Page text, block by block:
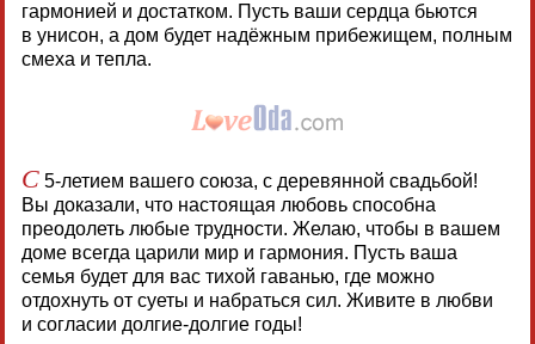
гармонией и достатком. Пусть ваши сердца бьются
в унисон, а дом будет надёжным прибежищем, полным
смеха и тепла.
С5-летием вашего союза, с деревянной свадьбой!
Вы доказали, что настоящая любовь способна
преодолеть любые трудности. Желаю, чтобы в вашем
доме всегда царили мир и гармония. Пусть ваша
семья будет для вас тихой гаванью, где можно
отдохнуть от суеты и набраться сил. Живите в любви
и согласии долгие-долгие годы!